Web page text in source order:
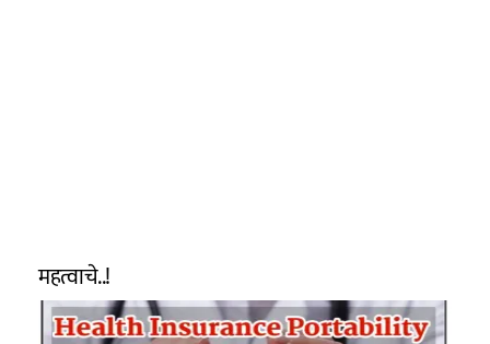
महत्वाचे..!